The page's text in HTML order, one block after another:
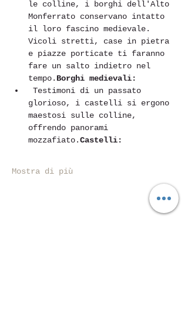
le colline, i borghi dell'Alto
Monferrato conservano intatto
il loro fascino medievale.
Vicoli stretti, case in pietra
e piazze porticate ti faranno
fare un salto indietro nel
tempo. Borghi medievali:
glorioso, i castelli si ergono
maestosi sulle colline,
offrendo panorami
mozzafiato.Castelli:
Mostra di più